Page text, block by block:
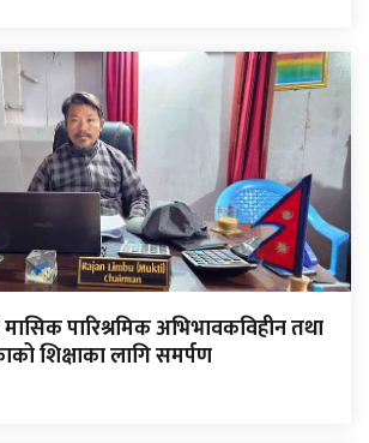
मासिक पारिश्रमिक अभिभावकविहीन तथा
शिक्षाका लागि समर्पण